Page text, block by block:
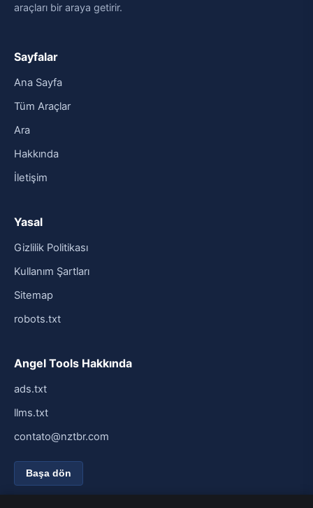
araçları bir araya getirir.
Sayfalar
Ana Sayfa
Tüm Araçlar
Ara
Hakkında
İletişim
Yasal
Gizlilik Politikası
Kullanım Şartları
Sitemap
robots.txt
Angel Tools Hakkında
ads.txt
llms.txt
contato@nztbr.com
Başa dön